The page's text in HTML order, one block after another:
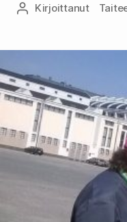
Kirjoittaja
Kirjoittanut